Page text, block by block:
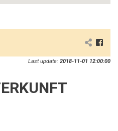
Last update: 2018-11-01 12:00:00